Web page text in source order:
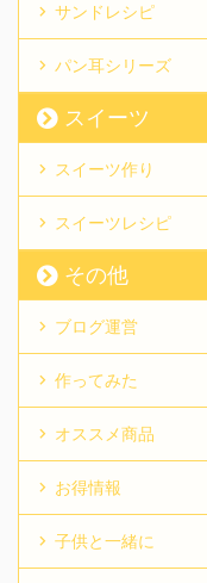
サンドレシピ
パン耳シリーズ
スイーツ
スイーツ作り
スイーツレシピ
その他
ブログ運営
作ってみた
オススメ商品
お得情報
子供と一緒に